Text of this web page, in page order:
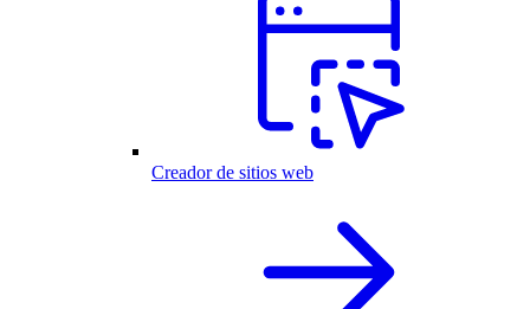
Creador de sitios web